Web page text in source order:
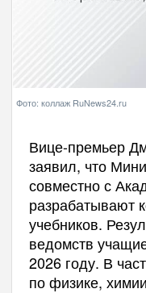
Фото: коллаж RuNews24.ru
Вице-премьер
заявил, что
совместно с
разрабатывают
учебников.
ведомств
2026 году. В
по физике,